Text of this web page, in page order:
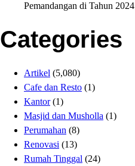
Pemandangan di Tahun 2024
Categories
Artikel (5,080)
Cafe dan Resto (1)
Kantor(1)
Masjid dan Musholla (1)
Perumahan (8)
Renovasi (13)
Rumah Tinggal (24)